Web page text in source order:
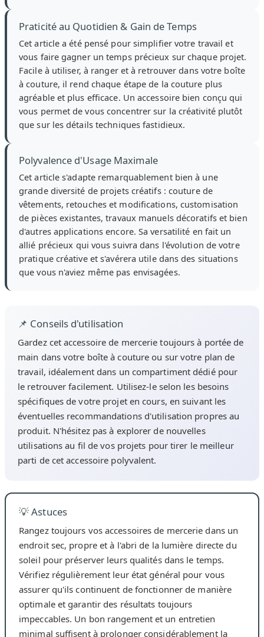
Praticité au Quotidien & Gain de Temps
Cet article a été pensé pour simplifier votre travail et
vous faire gagner un temps précieux sur chaque projet.
Facile à utiliser, à ranger et à retrouver dans votre boîte
à couture, il rend chaque étape de la couture plus
agréable et plus efficace. Un accessoire bien conçu qui
vous permet de vous concentrer sur la créativité plutôt
que sur les détails techniques fastidieux.
Polyvalence d'Usage Maximale
Cet article s'adapte remarquablement bien à une
grande diversité de projets créatifs : couture de
vêtements, retouches et modifications, customisation
de pièces existantes, travaux manuels décoratifs et bien
d'autres applications encore. Sa versatilité en fait un
allié précieux qui vous suivra dans l'évolution de votre
pratique créative et s'avérera utile dans des situations
que vous n'aviez même pas envisagées.
📌 Conseils d'utilisation
Gardez cet accessoire de mercerie toujours à portée de
main dans votre boîte à couture ou sur votre plan de
travail, idéalement dans un compartiment dédié pour
le retrouver facilement. Utilisez-le selon les besoins
spécifiques de votre projet en cours, en suivant les
éventuelles recommandations d'utilisation propres au
produit. N'hésitez pas à explorer de nouvelles
utilisations au fil de vos projets pour tirer le meilleur
parti de cet accessoire polyvalent.
💡 Astuces
Rangez toujours vos accessoires de mercerie dans un
endroit sec, propre et à l'abri de la lumière directe du
soleil pour préserver leurs qualités dans le temps.
Vérifiez régulièrement leur état général pour vous
assurer qu'ils continuent de fonctionner de manière
optimale et garantir des résultats toujours
impeccables. Un bon rangement et un entretien
minimal suffisent à prolonger considérablement la